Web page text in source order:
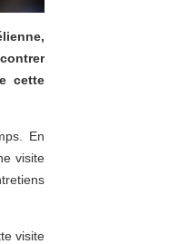
cette
En
visite
visite